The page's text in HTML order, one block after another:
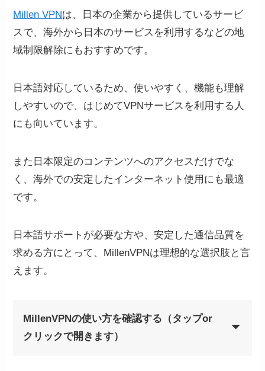
Millen VPNは、日本の企業から提供しているサービ
スで、海外から日本のサービスを利用するなどの地
域制限解除にもおすすめです。
日本語対応しているため、使いやすく、機能も理解
しやすいので、はじめてVPNサービスを利用する人
にも向いています。
また日本限定のコンテンツへのアクセスだけでな
く、海外での安定したインターネット使用にも最適
です。
日本語サポートが必要な方や、安定した通信品質を
求める方にとって、MillenVPNは理想的な選択肢と言
えます。
MillenVPNの使い方を確認する（タップor
クリックで開きます）